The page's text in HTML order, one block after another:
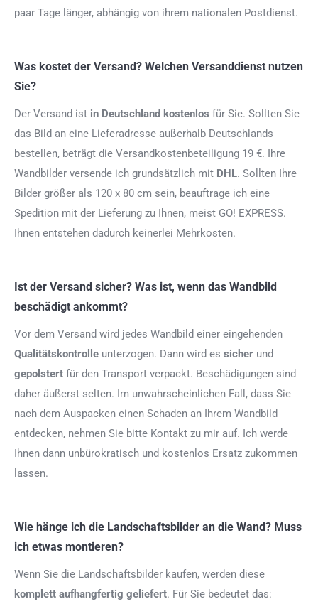
paar Tage länger, abhängig von ihrem nationalen Postdienst.
Was kostet der Versand? Welchen Versanddienst nutzen
Sie?
Der Versand ist in Deutschland kostenlos für Sie. Sollten Sie
das Bild an eine Lieferadresse außerhalb Deutschlands
bestellen, beträgt die Versandkostenbeteiligung 19 €. Ihre
Wandbilder versende ich grundsätzlich mit DHL. Sollten Ihre
Bilder größer als 120 x 80 cm sein, beauftrage ich eine
Spedition mit der Lieferung zu Ihnen, meist GO! EXPRESS.
Ihnen entstehen dadurch keinerlei Mehrkosten.
Ist der Versand sicher? Was ist, wenn das Wandbild
beschädigt ankommt?
Vor dem Versand wird jedes Wandbild einer eingehenden
Qualitätskontrolle unterzogen. Dann wird es sicher und
gepolstert für den Transport verpackt. Beschädigungen sind
daher äußerst selten. Im unwahrscheinlichen Fall, dass Sie
nach dem Auspacken einen Schaden an Ihrem Wandbild
entdecken, nehmen Sie bitte Kontakt zu mir auf. Ich werde
Ihnen dann unbürokratisch und kostenlos Ersatz zukommen
lassen.
Wie hänge ich die Landschaftsbilder an die Wand? Muss
ich etwas montieren?
Wenn Sie die Landschaftsbilder kaufen, werden diese
komplett aufhangfertig geliefert. Für Sie bedeutet das: